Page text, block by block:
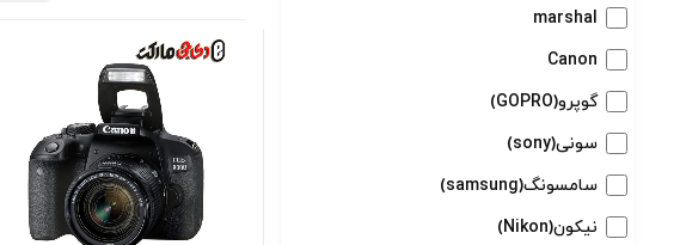
marshal
Canon
گوپرو(GOPRO)
سونی(sony)
سامسونگ(samsung)
نیکون(Nikon)